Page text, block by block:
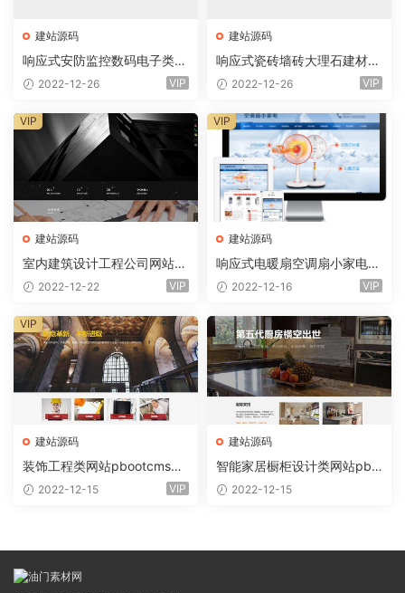
建站源码
响应式安防监控数码电子类企
业网站eyoucms易优模板(pc
2022-12-26 VIP
建站源码
响应式瓷砖墙砖大理石建材类
网站eyoucms易优模板(pc+
2022-12-26 VIP
建站源码
室内建筑设计工程公司网站p
bootcms模板(自适应手机) 装
2022-12-22 VIP
VIP
建站源码
响应式电暖扇空调扇小家电网
站eyoucms易优模板(pc+wa
2022-12-16 VIP
VIP
建站源码
装饰工程类网站pbootcms模
板(自适应手机) 响应式装饰装
2022-12-15 VIP
VIP
建站源码
智能家居橱柜设计类网站pbo
otcms模板(自适应手机) 厨房
2022-12-15